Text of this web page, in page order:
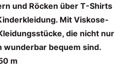
und Röcken über T-Shirts
Mit Viskose-
die nicht nur
wunderbar bequem sind.
m